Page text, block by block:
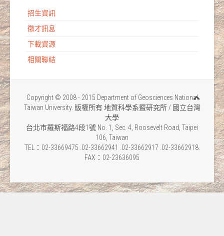
招生資訊
徵才訊息
下載資源
相關聯結
Copyright © 2008 - 2015 Department of Geosciences National
Taiwan University. 版權所有 地質科學系暨研究所 / 國立台灣
大學
台北市羅斯福路4段1號 No. 1, Sec. 4, Roosevelt Road, Taipei
106, Taiwan
TEL：02-33669475 .02-33662941 .02-33662917 .02-33662918.
FAX：02-23636095